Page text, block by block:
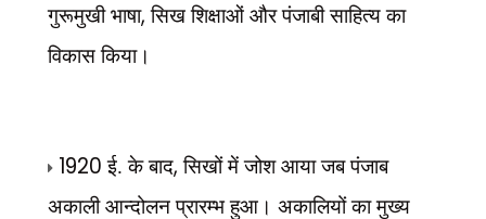
गुरूमुखी भाषा,सिख शिक्षाओं और पंजाबी साहित्य का
विकास किया।
1920 ई. के बाद,सिखों में जोश आया जब पंजाब
अकाली आन्दोलन प्रारम्भ हुआ। अकालियों का मुख्य